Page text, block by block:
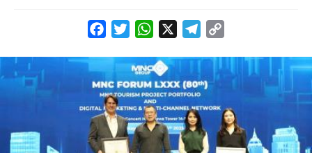
FacebookTwitterWhatsApp Telegram